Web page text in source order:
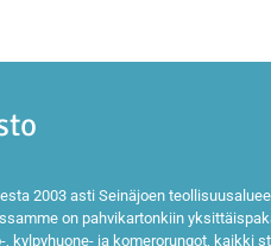
2003 asti Seinäjoen
on pahvikartonkiin
kylpyhuone- ja komerorungot, kaikki